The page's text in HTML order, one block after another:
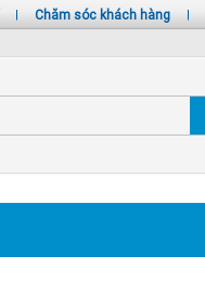
| Chăm sóc khách hàng |